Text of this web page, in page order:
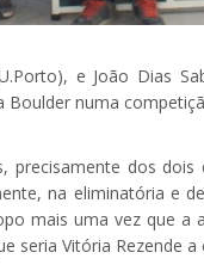
e João Dias
Boulder numa
precisamente dos
na eliminatória e
mais uma vez que a
seria Vitória Rezende